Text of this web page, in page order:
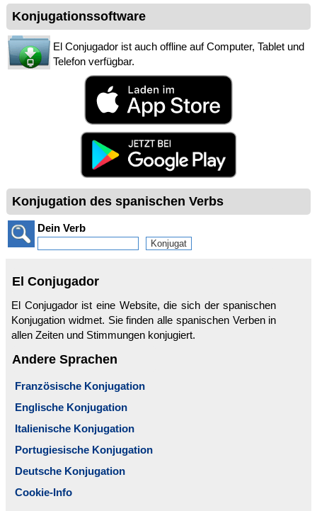
Konjugationssoftware
El Conjugador ist auch offline auf Computer, Tablet und
Telefon verfügbar.
Konjugation des spanischen Verbs
Dein Verb
El Conjugador
El Conjugador ist eine Website, die sich der spanischen
Konjugation widmet. Sie finden alle spanischen Verben in
allen Zeiten und Stimmungen konjugiert.
Andere Sprachen
Französische Konjugation
Englische Konjugation
Italienische Konjugation
Portugiesische Konjugation
Deutsche Konjugation
Cookie-Info